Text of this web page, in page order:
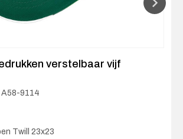
verstelbaar vijf
A58-9114
Twill 23x23